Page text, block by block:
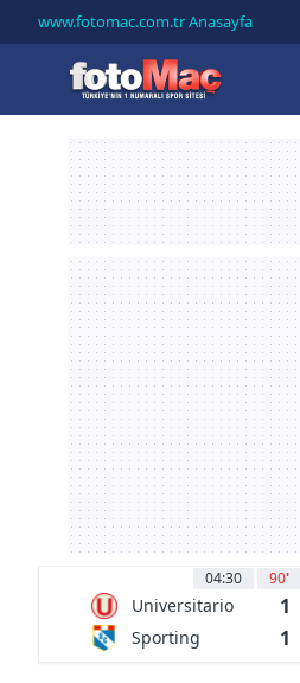
www.fotomac.com.tr Anasayfa
04:30 90'
Universitario
de Deportes
1
Sporting
1